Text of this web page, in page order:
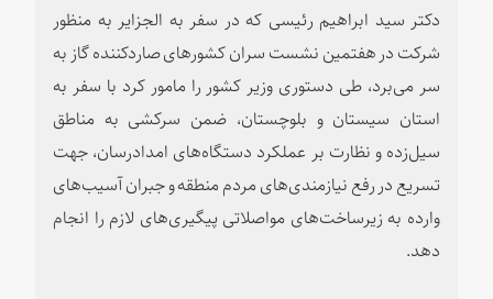
دکتر سید ابراهیم رئیسی که در سفر به الجزایر به منظور
شرکت در هفتمین نشست سران کشورهای صاردکننده گاز به
سر می‌برد، طی دستوری وزیر کشور را مامور کرد با سفر به
استان سیستان و بلوچستان، ضمن سرکشی به مناطق
سیل‌زده و نظارت بر عملکرد دستگاه‌های امدادرسان، جهت
تسریع در رفع نیازمندی‌های مردم منطقه و جبران آسیب‌های
وارده به زیرساخت‌های مواصلاتی پیگیری‌های لازم را انجام
دهد.